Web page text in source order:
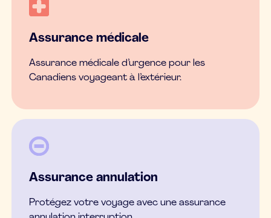
Assurance médicale
Assurance médicale d’urgence pour les
Canadiens voyageant à l’extérieur.
Assurance annulation
Protégez votre voyage avec une assurance